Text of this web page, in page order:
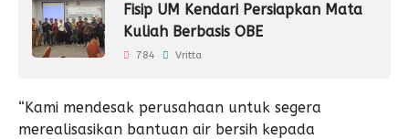
Fisip UM Kendari Persiapkan Mata
Kuliah Berbasis OBE
784 Vritta
“Kami mendesak perusahaan untuk segera
merealisasikan bantuan air bersih kepada